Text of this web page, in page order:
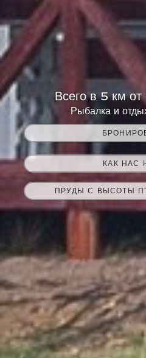
Всего в 5 км
Рыбалка и
КАК НАС
ПРУДЫ С ВЫСОТЫ